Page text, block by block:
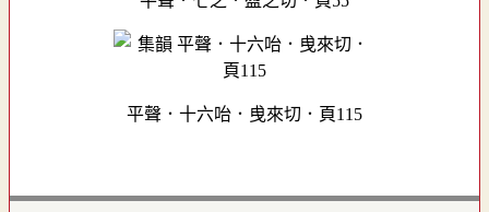
平聲．十六咍．曵來切．頁115